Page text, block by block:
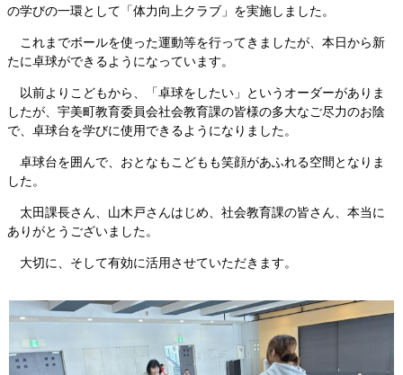
の学びの一環として「体力向上クラブ」を実施しました。
これまでボールを使った運動等を行ってきましたが、本日から新
たに卓球ができるようになっています。
以前よりこどもから、「卓球をしたい」というオーダーがありま
したが、宇美町教育委員会社会教育課の皆様の多大なご尽力のお陰
で、卓球台を学びに使用できるようになりました。
卓球台を囲んで、おとなもこどもも笑顔があふれる空間となりま
した。
太田課長さん、山木戸さんはじめ、社会教育課の皆さん、本当に
ありがとうございました。
大切に、そして有効に活用させていただきます。